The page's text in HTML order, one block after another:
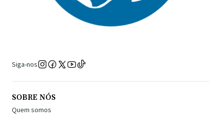
Siga-nos
SOBRE NÓS
Quem somos